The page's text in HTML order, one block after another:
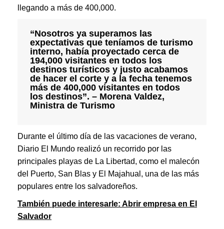
llegando a más de 400,000.
“Nosotros ya superamos las
expectativas que teníamos de turismo
interno, había proyectado cerca de
194,000 visitantes en todos los
destinos turísticos y justo acabamos
de hacer el corte y a la fecha tenemos
más de 400,000 visitantes en todos
los destinos”. – Morena Valdez,
Ministra de Turismo
Durante el último día de las vacaciones de verano,
Diario El Mundo realizó un recorrido por las
principales playas de La Libertad, como el malecón
del Puerto, San Blas y El Majahual, una de las más
populares entre los salvadoreños.
También puede interesarle: Abrir empresa en El
Salvador